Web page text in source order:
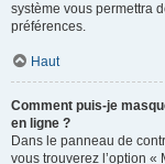
système vous permettra
préférences.
Haut
Comment puis-je
en ligne ?
Dans le panneau de
vous trouverez l’option «